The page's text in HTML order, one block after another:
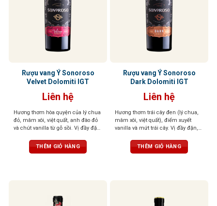
Rượu vang Ý Sonoroso
Velvet Dolomiti IGT
Liên hệ
Hương thơm hòa quyện của lý chua
đỏ, mâm xôi, việt quất, anh đào đỏ
và chút vanilla từ gỗ sồi. Vị đầy đặn,
bằng. Màu sắc đỏ sâu, đậm đà,
cuốn hút
THÊM GIỎ HÀNG
Rượu vang Ý Sonoroso
Dark Dolomiti IGT
Liên hệ
Hương thơm trái cây đen (lý chua,
mâm xôi, việt quất), điểm xuyết
vanilla và mứt trái cây. Vị đầy đặn,
chát. Sắc đỏ đậm, cuốn hút và cá
THÊM GIỎ HÀNG